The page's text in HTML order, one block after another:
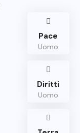
Pace
Uomo
Diritti
Uomo